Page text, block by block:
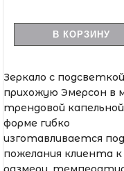
В КОРЗИНУ
Зеркало с
прихожую Эмерсон в
трендовой капельной
форме гибко
изготавливается под
пожелания клиента к